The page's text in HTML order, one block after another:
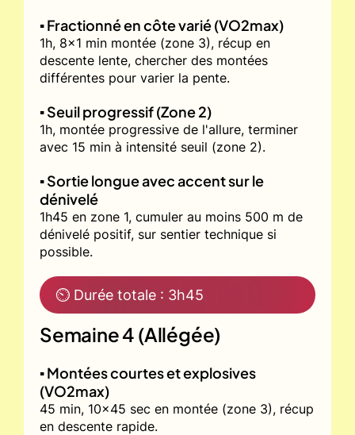
▪️ Fractionné en côte varié (VO2max)
1h, 8x1 min montée (zone 3), récup en
descente lente, chercher des montées
différentes pour varier la pente.
▪️ Seuil progressif (Zone 2)
1h, montée progressive de l'allure, terminer
avec 15 min à intensité seuil (zone 2).
▪️ Sortie longue avec accent sur le
dénivelé
1h45 en zone 1, cumuler au moins 500 m de
dénivelé positif, sur sentier technique si
possible.
⏲ Durée totale : 3h45
Semaine 4 (Allégée)
▪️ Montées courtes et explosives
(VO2max)
45 min, 10x45 sec en montée (zone 3), récup
en descente rapide.